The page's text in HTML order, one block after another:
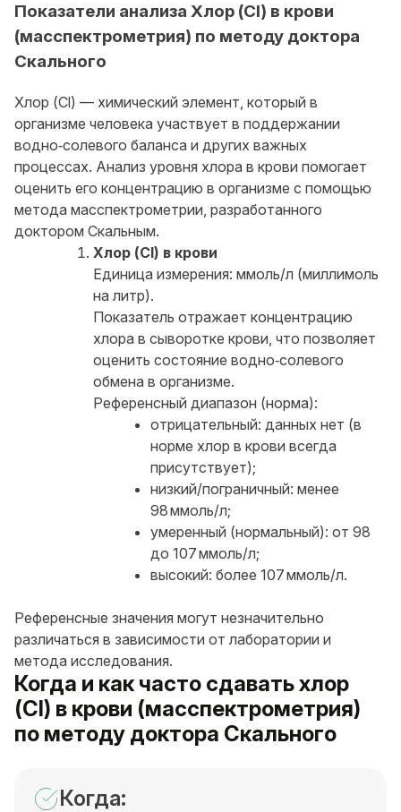
Показатели анализа Хлор (Cl) в крови
(масспектрометрия) по методу доктора
Скального
Хлор (Cl) — химический элемент, который в
организме человека участвует в поддержании
водно‑солевого баланса и других важных
процессах. Анализ уровня хлора в крови помогает
оценить его концентрацию в организме с помощью
метода масспектрометрии, разработанного
доктором Скальным.
Хлор (Cl) в крови
Единица измерения: ммоль/л (миллимоль
на литр).
Показатель отражает концентрацию
хлора в сыворотке крови, что позволяет
оценить состояние водно‑солевого
обмена в организме.
Референсный диапазон (норма):
отрицательный: данных нет (в
норме хлор в крови всегда
присутствует);
низкий/пограничный: менее
98 ммоль/л;
умеренный (нормальный): от 98
до 107 ммоль/л;
высокий: более 107 ммоль/л.
Референсные значения могут незначительно
различаться в зависимости от лаборатории и
метода исследования.
Когда и как часто сдавать хлор
(Cl) в крови (масспектрометрия)
по методу доктора Скального
Когда: